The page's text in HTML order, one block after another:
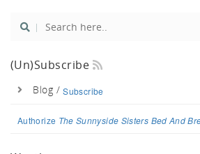
(un)Subscribe
Blog /Subscribe
Authorize The Sunnyside Sisters Bed And